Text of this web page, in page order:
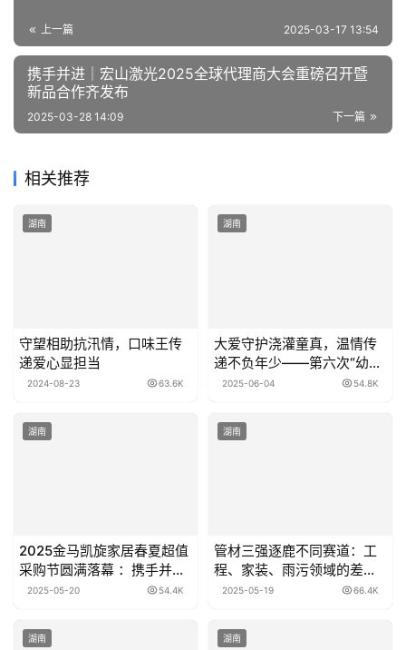
上一篇 2025-03-17 13:54
携手并进｜宏山激光2025全球代理商大会重磅召开暨
新品合作齐发布
下一篇
2025-03-28 14:09
相关推荐
湖南
守望相助抗汛情，口味王传
递爱心显担当
2024-08-23 63.6K
湖南
大爱守护浇灌童真，温情传
递不负年少——第六次“幼吾
幼以及人之幼”全国公益活动
验式教育新思路
2025-06-04 54.8K
湖南
‌2025金马凯旋家居春夏超值
采购节圆满落幕 ：携手并
进，质启新章
2025-05-20 54.4K
湖南
管材三强逐鹿不同赛道：工
程、家装、雨污领域的差异
化突围
2025-05-19 66.4K
湖南 湖南